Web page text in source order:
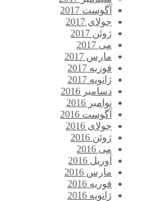
آگوست 2017
جولای 2017
ژوئن 2017
می 2017
مارس 2017
فوریه 2017
ژانویه 2017
دسامبر 2016
نوامبر 2016
آگوست 2016
جولای 2016
ژوئن 2016
می 2016
آوریل 2016
مارس 2016
فوریه 2016
ژانویه 2016